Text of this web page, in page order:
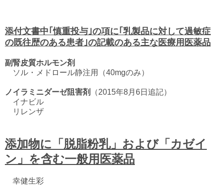
添付文書中｢慎重投与｣の項に｢乳製品に対して過敏症
の既往歴のある患者｣の記載のある主な医療用医薬品
副腎皮質ホルモン剤
ソル・メドロール静注用（40mgのみ）
ノイラミニダーゼ阻害剤
（2015年8月6日追記）
イナビル
リレンザ
添加物に「脱脂粉乳」および「カゼイ
ン」を含む一般用医薬品
幸健生彩